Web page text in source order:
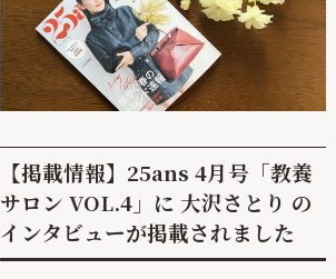
【掲載情報】25ans 4月号「教養
サロン VOL.4」に 大沢さとり の
インタビューが掲載されました